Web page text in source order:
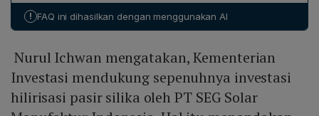
investor keempat. Proyek SEG Solar, dengan kapasitas
yang diproyeksikan meningkat rata‑rata 4,1% per tahun
selama dekade berikutnya, sehingga membantu
memenuhi permintaan listrik yang dipicu oleh konsumen
individu dan industri yang berkembang.
! FAQ ini dihasilkan dengan menggunakan AI
Nurul Ichwan mengatakan, Kementerian
Investasi mendukung sepenuhnya investasi
hilirisasi pasir silika oleh PT SEG Solar